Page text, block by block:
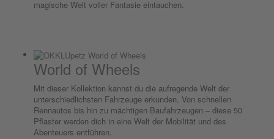
magische Welt voller Fantasie eintauchen.
World of Wheels
Mit dieser Kollektion kannst du die aufregende Welt der
unterschiedlichsten Fahrzeuge erkunden. Von schnellen
Rennautos bis hin zu mächtigen Baufahrzeugen – diese 50
Pflaster werden dich in eine Welt der Mobilität und des
Abenteuers entführen.